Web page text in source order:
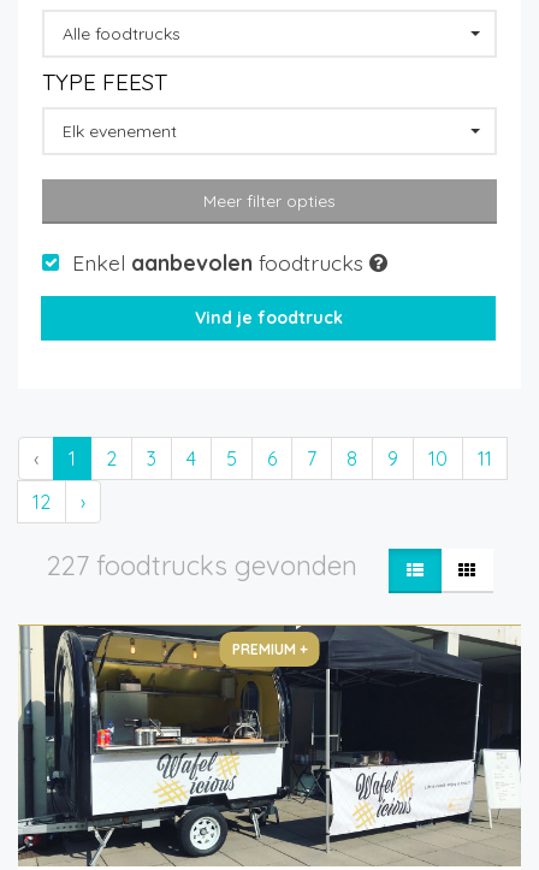
Alle foodtrucks
TYPE FEEST
Elk evenement
Meer filter opties
Enkel aanbevolen foodtrucks
‹ 1 2 3 4 5 6 7 8 9 10
11
12
›
227 foodtrucks gevonden
PREMIUM +